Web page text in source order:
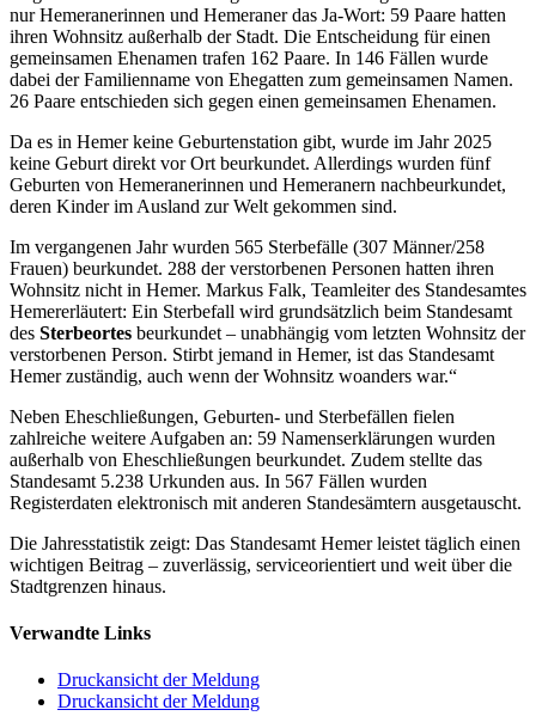
nur Hemeranerinnen und Hemeraner das Ja-Wort: 59 Paare hatten
ihren Wohnsitz außerhalb der Stadt. Die Entscheidung für einen
gemeinsamen Ehenamen trafen 162 Paare. In 146 Fällen wurde
dabei der Familienname von Ehegatten zum gemeinsamen Namen.
26 Paare entschieden sich gegen einen gemeinsamen Ehenamen.
Da es in Hemer keine Geburtenstation gibt, wurde im Jahr 2025
keine Geburt direkt vor Ort beurkundet. Allerdings wurden fünf
Geburten von Hemeranerinnen und Hemeranern nachbeurkundet,
deren Kinder im Ausland zur Welt gekommen sind.
Im vergangenen Jahr wurden 565 Sterbefälle (307 Männer/258
Frauen) beurkundet. 288 der verstorbenen Personen hatten ihren
Wohnsitz nicht in Hemer. Markus Falk, Teamleiter des Standesamtes
Hemererläutert: Ein Sterbefall wird grundsätzlich beim Standesamt
des Sterbeortes beurkundet – unabhängig vom letzten Wohnsitz der
verstorbenen Person. Stirbt jemand in Hemer, ist das Standesamt
Hemer zuständig, auch wenn der Wohnsitz woanders war.“
Neben Eheschließungen, Geburten- und Sterbefällen fielen
zahlreiche weitere Aufgaben an: 59 Namenserklärungen wurden
außerhalb von Eheschließungen beurkundet. Zudem stellte das
Standesamt 5.238 Urkunden aus. In 567 Fällen wurden
Registerdaten elektronisch mit anderen Standesämtern ausgetauscht.
Die Jahresstatistik zeigt: Das Standesamt Hemer leistet täglich einen
wichtigen Beitrag – zuverlässig, serviceorientiert und weit über die
Stadtgrenzen hinaus.
Verwandte Links
Druckansicht der Meldung
Druckansicht der Meldung